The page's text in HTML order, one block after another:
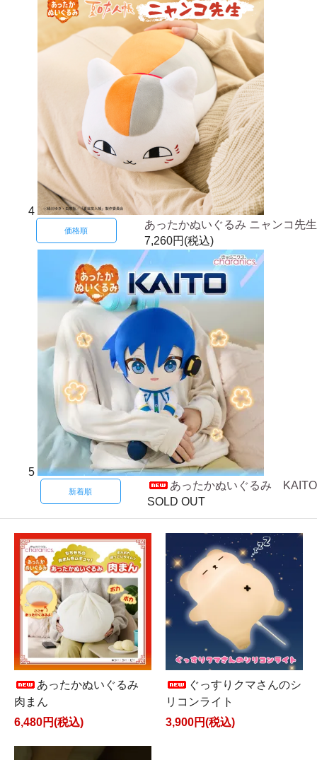
4
あったかぬいぐるみ ニャンコ先生
7,260円(税込)
5
あったかぬいぐるみ KAITO
SOLD OUT
価格順
新着順
あったかぬいぐるみ
肉まん
6,480円(税込)
ぐっすりクマさんのシ
リコンライト
3,900円(税込)